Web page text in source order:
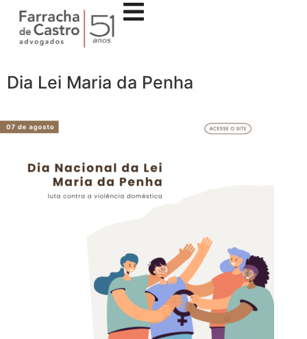
Dia Lei Maria da Penha